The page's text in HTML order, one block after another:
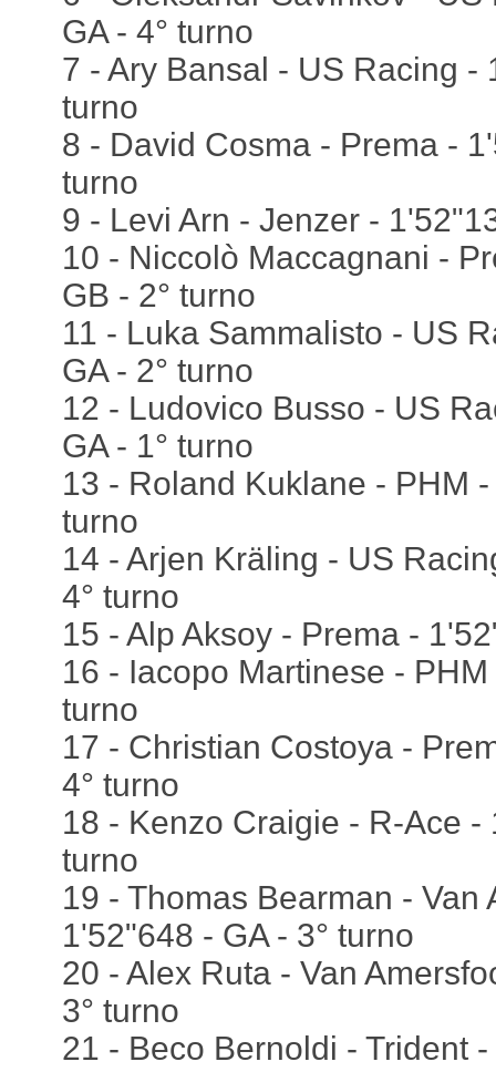
GA - 4° turno
7 - Ary Bansal - US Racing -
turno
8 - David Cosma - Prema -
turno
9 - Levi Arn - Jenzer -
10 - Niccolò Maccagnani -
GB - 2° turno
11 - Luka Sammalisto - US
GA - 2° turno
12 - Ludovico Busso - US
GA - 1° turno
13 - Roland Kuklane - PHM
turno
14 - Arjen Kräling - US
4° turno
15 - Alp Aksoy - Prema -
16 - Iacopo Martinese -
turno
17 - Christian Costoya -
4° turno
18 - Kenzo Craigie - R-Ace -
turno
19 - Thomas Bearman - Van
1'52"648 - GA - 3° turno
20 - Alex Ruta - Van
3° turno
21 - Beco Bernoldi - Trident